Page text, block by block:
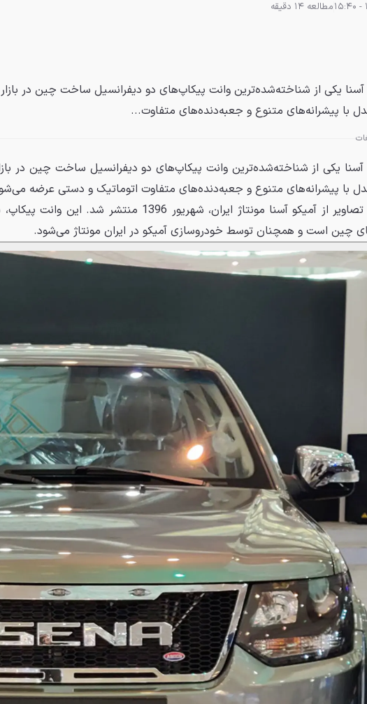
مطالعه 14 دقیقه
آسنا یکی از شناخته‌شده‌ترین وانت پیکاپ‌های دو دیفرانسیل ساخت چین در
با پیشرانه‌های متنوع و جعبه‌دنده‌های متفاوت...
آسنا یکی از شناخته‌شده‌ترین وانت پیکاپ‌های دو دیفرانسیل ساخت چین در
با پیشرانه‌های متنوع و جعبه‌دنده‌های متفاوت اتوماتیک و دستی عرضه
اولین تصاویر از آمیکو آسنا مونتاژ ایران، شهریور 1396 منتشر
چین است و همچنان توسط خودروسازی آمیکو در ایران مونتاژ می‌شود.